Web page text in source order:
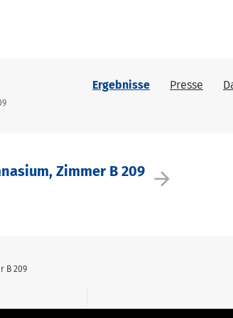
Ergebnisse Presse
arrow_forward
Zimmer B 209
B 209